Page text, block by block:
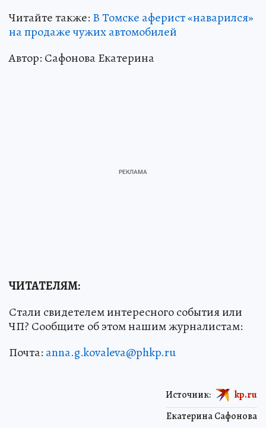
Читайте также: В Томске аферист «наварился»
на продаже чужих автомобилей
Автор: Сафонова Екатерина
ЧИТАТЕЛЯМ:
Стали свидетелем интересного события или
ЧП? Сообщите об этом нашим журналистам:
Почта: anna.g.kovaleva@phkp.ru
Екатерина Сафонова
Источник: kp.ru